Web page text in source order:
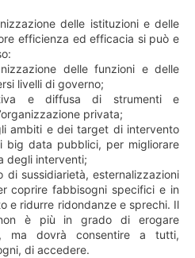
delle istituzioni e delle
efficienza ed efficacia si può e
delle funzioni e delle
livelli di governo;
e diffusa di strumenti e
privata;
ambiti e dei target di intervento
big data pubblici, per migliorare
degli interventi;
di sussidiarietà, esternalizzazioni
coprire fabbisogni specifici e in
e ridurre ridondanze e sprechi. Il
è più in grado di erogare
ma dovrà consentire a tutti,
di accedere.